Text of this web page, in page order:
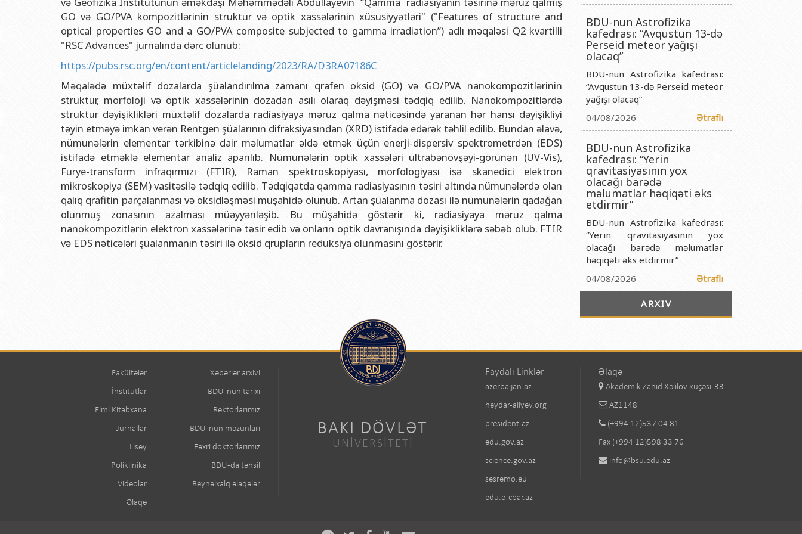
Rektorlarımız
BDU-nun məzunları
Fəxri doktorlarımız
BDU-da təhsil
BDU-da tədris olunan ixtisaslar
Universitet tarixinin ən mühüm hadisələri
Humanitar məsələlər və gənclər siyasəti şöbəsi
İnsan resursları və hüquq şöbəsi
Sənədlər və Müraciətlərlə iş şöbəsi
Maliyyə və təminat Departamenti
Keyfiyyətin təminatı, monitorinq şöbəsi
Psixoloji Yardım Sektoru
Mədəniyyət-yaradıcılıq Mərkəzi
İdman-sağlamlıq Mərkəzi
BDU-nun Nəşr Evi
Coğrafiya fakültəsi
Geologiya fakültəsi
Tarix fakültəsi
Beynəlxalq münasibətlər və iqtisadiyyat fakültəsi
Hüquq fakültəsi
Jurnalistika fakültəsi
İnformasiya və sənəd menecmenti fakültəsi
Şərqşünasliq fakültəsi
Sosial elmlər və psixologiya fakültəsi
Azərbaycan Respublikasının Elm və Təhsil Nazirliyinin Fizika İnstitutu Publik Hüquqi Şəxsi
Azərbaycan Respublikasının Elm və Təhsil Nazirliyinin Riyaziyyat İnstitutu Publik Hüquqi Şəxsi
Azərbaycan Respublikasının Elm və Təhsil Nazirliyinin Kimya İnstitutu Publik Hüquqi Şəxsi
Azərbaycan Respublikasının Elm və Təhsil Nazirliyinin Molekulyar Biologiya İnstitutu Publik Hüquqi Şəxsi
GO və GO/PVA kompozitlərinin struktur və optik xassələrinin xüsusiyyətləri" ("Features of structure and
optical properties GO and a GO/PVA composite subjected to gamma irradiation”) adlı məqaləsi Q2 kvartilli
"RSC Advances" jurnalında dərc olunub:
https://pubs.rsc.org/en/content/articlelanding/2023/RA/D3RA07186C
Məqalədə müxtəlif dozalarda şüalandırılma zamanı qrafen oksid (GO) və GO/PVA nanokompozitlərinin
struktur, morfoloji və optik xassələrinin dozadan asılı olaraq dəyişməsi tədqiq edilib. Nanokompozitlərdə
struktur dəyişiklikləri müxtəlif dozalarda radiasiyaya məruz qalma nəticəsində yaranan hər hansı dəyişikliyi
təyin etməyə imkan verən Rentgen şüalarının difraksiyasından (XRD) istifadə edərək təhlil edilib. Bundan əlavə,
nümunələrin elementar tərkibinə dair məlumatlar əldə etmək üçün enerji-dispersiv spektrometrdən (EDS)
istifadə etməklə elementar analiz aparılıb. Nümunələrin optik xassələri ultrabənövşəyi-görünən (UV-Vis),
Furye-transform infraqırmızı (FTIR), Raman spektroskopiyası, morfologiyası isə skanedici elektron
mikroskopiya (SEM) vasitəsilə tədqiq edilib. Tədqiqatda qamma radiasiyasının təsiri altında nümunələrdə olan
qalıq qrafitin parçalanması və oksidləşməsi müşahidə olunub. Artan şüalanma dozası ilə nümunələrin qadağan
olunmuş zonasının azalması müəyyənləşib. Bu müşahidə göstərir ki, radiasiyaya məruz qalma
nanokompozitlərin elektron xassələrinə təsir edib və onların optik davranışında dəyişikliklərə səbəb olub. FTIR
və EDS nəticələri şüalanmanın təsiri ilə oksid qrupların reduksiya olunmasını göstərir.
BDU-nun Astrofizika
kafedrası: “Avqustun 13-də
Perseid meteor yağışı
olacaq”
BDU-nun Astrofizika kafedrası:
“Avqustun 13-də Perseid meteor
yağışı olacaq”
04/08/2026
Ətraflı
BDU-nun Astrofizika
kafedrası: “Yerin
qravitasiyasının yox
olacağı barədə
məlumatlar həqiqəti əks
etdirmir”
BDU-nun Astrofizika kafedrası:
“Yerin qravitasiyasının yox
olacağı barədə məlumatlar
həqiqəti əks etdirmir”
04/08/2026
Ətraflı
ARXIV
Fakültələr
İnstitutlar
Elmi Kitabxana
Jurnallar
Lisey
Poliklinika
Videolar
Əlaqə
Xəbərlər arxivi
BDU-nun tarixi
Rektorlarımız
BDU-nun məzunları
Fəxri doktorlarımız
BDU-da təhsil
Beynəlxalq əlaqələr
BAKI DÖVLƏT
UNİVERSİTETİ
Faydalı Linklər
azerbaijan.az
heydar-aliyev.org
president.az
edu.gov.az
science.gov.az
sesremo.eu
edu.e-cbar.az
Əlaqə
Akademik Zahid Xəlilov küçəsi-33
AZ1148
(+994 12)537 04 81
Fax (+994 12)598 33 76
info@bsu.edu.az